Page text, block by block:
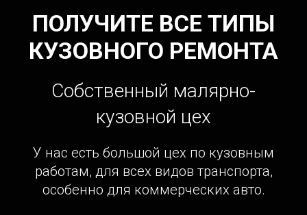
ПОЛУЧИТЕ ВСЕ ТИПЫ
КУЗОВНОГО РЕМОНТА
Собственный малярно-
кузовной цех
У нас есть большой цех по кузовным
работам, для всех видов транспорта,
особенно для коммерческих авто.